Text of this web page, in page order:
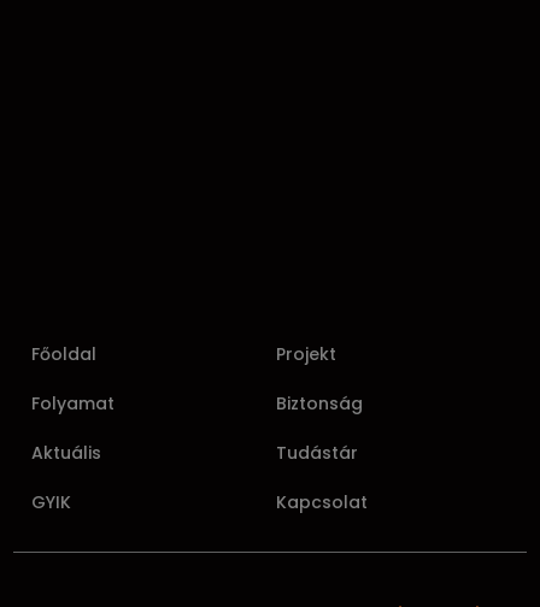
Főoldal Projekt
Folyamat Biztonság
Aktuális Tudástár
GYIK Kapcsolat